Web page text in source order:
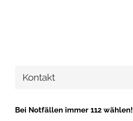
Kontakt
Bei Notfällen immer 112 wählen!